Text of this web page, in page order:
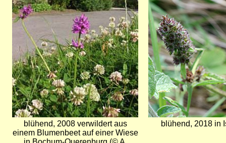
blühend, 2008 verwildert aus
einem Blumenbeet auf einer Wiese
blühend, 2018 in